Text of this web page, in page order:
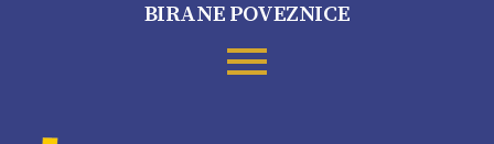
BIRANE POVEZNICE